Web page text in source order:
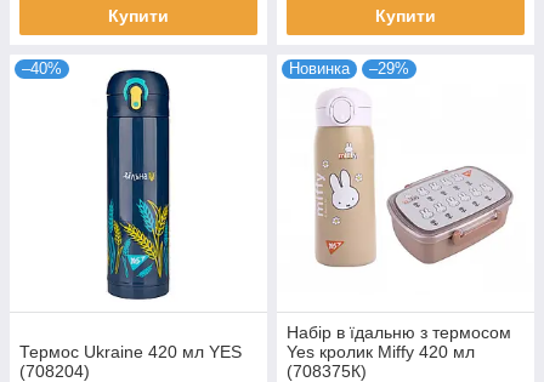
Купити Купити
–40%
Термос Ukraine 420 мл YES
(708204)
Новинка –29%
Набір в їдальню з термосом
Yes кролик Miffy 420 мл
(708375К)